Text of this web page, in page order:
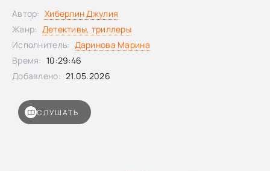
защищаясь от нечистой силы», и кого-то очень боится.
Одетта Такер, самая молодая из местных полицейских,
уверена, что сумеет и помочь найденышу, получившему
прозвище Энджел (Ангел), и наконец раскрыть тайну
случившегося той ночью, когда исчезла Труманелл,
подруга ее детства, – ночью, когда все изменилось…
переведенных на 20 языков. На основе романа компания
Sister Pictures уже готовится снимать сериал.
СЛУШАТЬ
Автор: Хиберлин Джулия
Жанр: Детективы, триллеры
Исполнитель: Даринова Марина
Время: 10:29:46
Добавлено: 21.05.2026